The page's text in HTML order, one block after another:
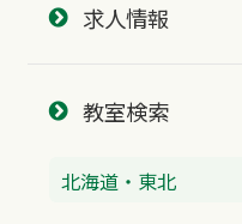
求人情報
教室検索
北海道・東北